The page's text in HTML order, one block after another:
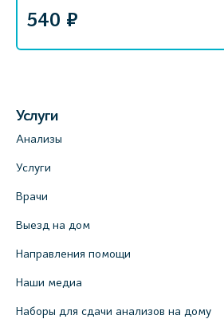
540 ₽
Услуги
Анализы
Услуги
Врачи
Выезд на дом
Направления помощи
Наши медиа
Наборы для сдачи анализов на дому